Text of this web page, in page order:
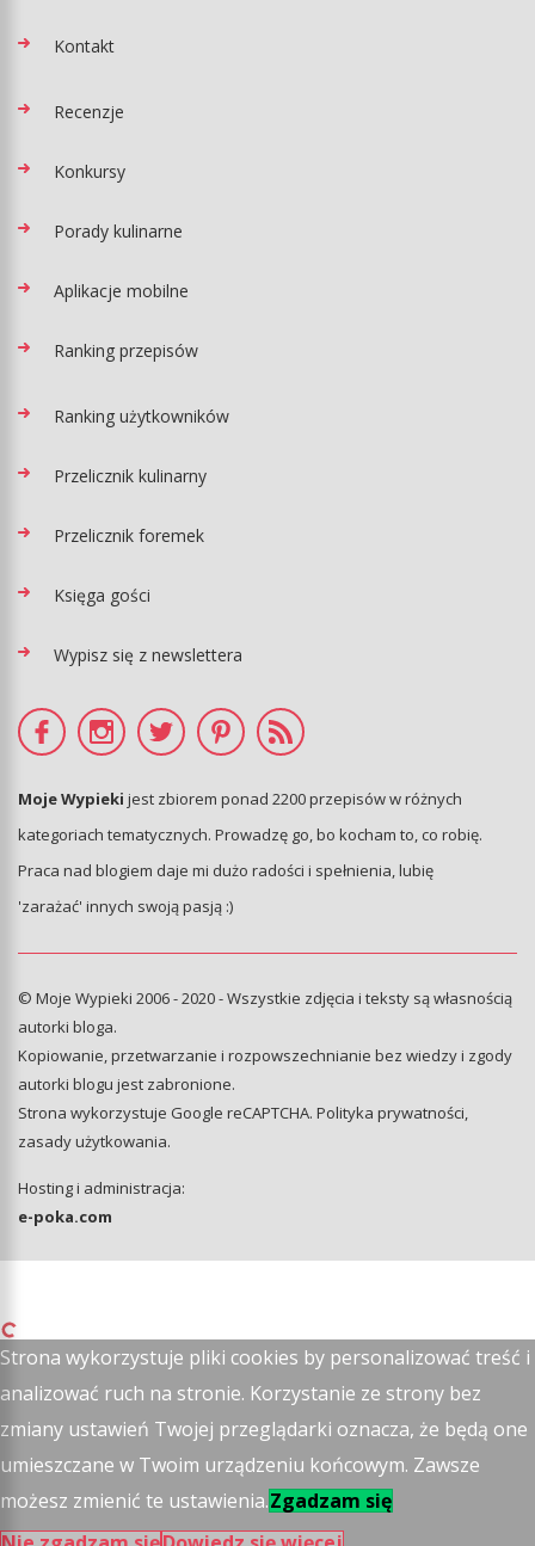
Kontakt
Recenzje
Konkursy
Porady kulinarne
Aplikacje mobilne
Ranking przepisów
Ranking użytkowników
Przelicznik kulinarny
Przelicznik foremek
Księga gości
Wypisz się z newslettera
Moje Wypieki jest zbiorem ponad 2200 przepisów w różnych
kategoriach tematycznych. Prowadzę go, bo kocham to, co robię.
Praca nad blogiem daje mi dużo radości i spełnienia, lubię
'zarażać' innych swoją pasją :)
© Moje Wypieki 2006 - 2020 - Wszystkie zdjęcia i teksty są własnością
autorki bloga.
Kopiowanie, przetwarzanie i rozpowszechnianie bez wiedzy i zgody
autorki blogu jest zabronione.
Strona wykorzystuje Google reCAPTCHA. Polityka prywatności,
zasady użytkowania.
Hosting i administracja:
e-poka.com
Strona wykorzystuje pliki cookies by personalizować treść i
analizować ruch na stronie. Korzystanie ze strony bez
zmiany ustawień Twojej przeglądarki oznacza, że będą one
umieszczane w Twoim urządzeniu końcowym. Zawsze
możesz zmienić te ustawienia.Zgadzam się